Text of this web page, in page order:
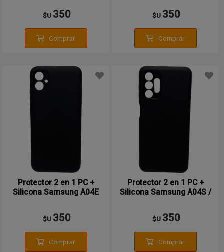
$U 350
Comprar
$U 350
Comprar
Protector 2 en 1 PC +
Silicona Samsung A04E
$U 350
Comprar
Protector 2 en 1 PC +
Silicona Samsung A04S /
$U 350
Comprar